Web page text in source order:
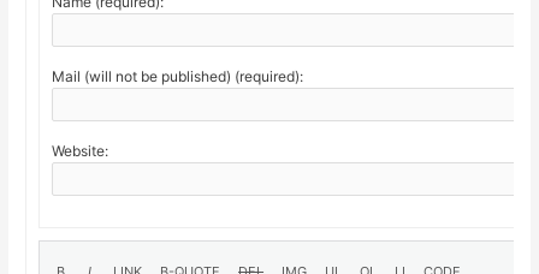
Mail (will not be published) (required):
Website: